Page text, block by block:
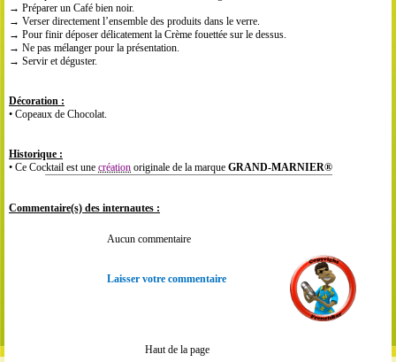
→ Préparer un Café bien noir.
→ Verser directement l’ensemble des produits dans le verre.
→ Pour finir déposer délicatement la Crème fouettée sur le dessus.
→ Ne pas mélanger pour la présentation.
→ Servir et déguster.
Décoration :
• Copeaux de Chocolat.
Historique :
• Ce Cocktail est une création originale de la marque GRAND-MARNIER®
Commentaire(s) des internautes :
Aucun commentaire
Laisser votre commentaire
Haut de la page